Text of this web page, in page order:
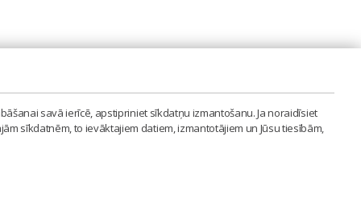
savā ierīcē, apstipriniet sīkdatņu izmantošanu. Ja noraidīsiet
sīkdatnēm, to ievāktajiem datiem, izmantotājiem un Jūsu tiesībām,